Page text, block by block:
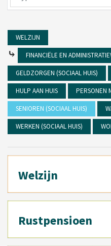
WELZIJN
⤷ FINANCIËLE EN
GELDZORGEN (SOCIAAL HUIS)
HULP AAN HUIS PERSONEN
SENIOREN (SOCIAAL HUIS)
WERKEN (SOCIAAL HUIS)
Welzijn
Rustpensioen